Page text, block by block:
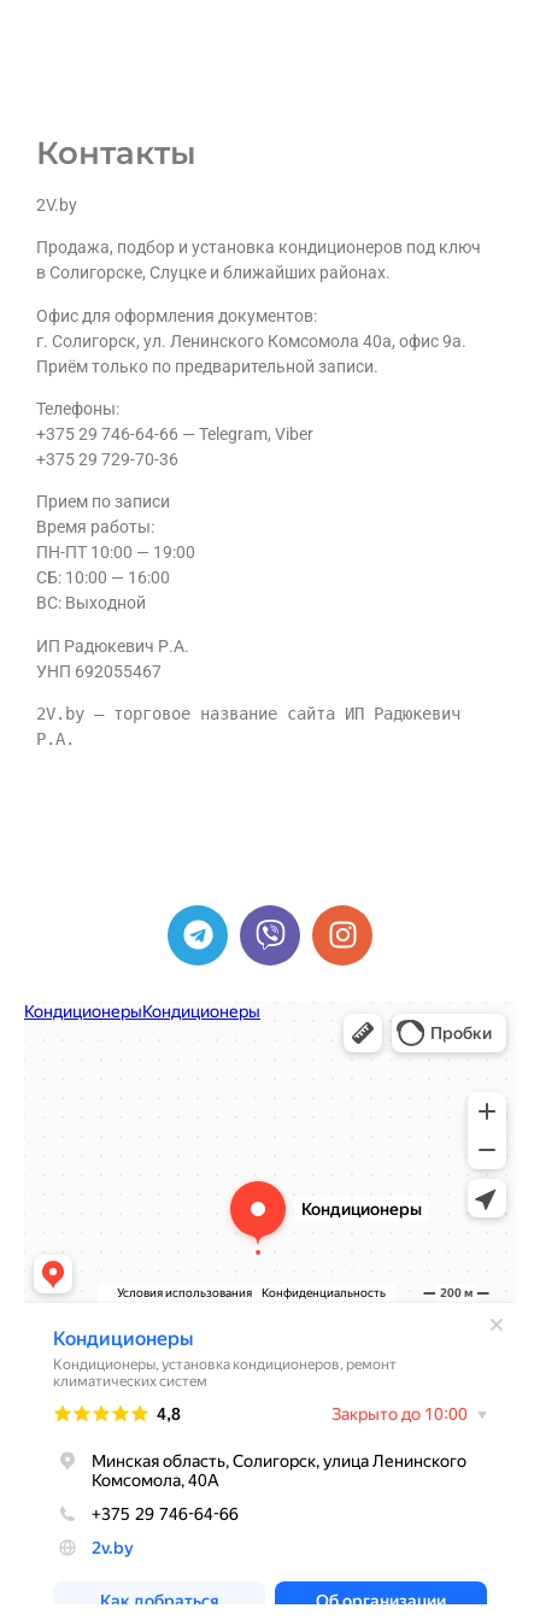
Контакты
2V.by
Продажа, подбор и установка кондиционеров под ключ
в Солигорске, Слуцке и ближайших районах.
Офис для оформления документов:
г. Солигорск, ул. Ленинского Комсомола 40а, офис 9а.
Приём только по предварительной записи.
Телефоны:
+375 29 746-64-66 — Telegram, Viber
+375 29 729-70-36
Прием по записи
Время работы:
ПН-ПТ 10:00 — 19:00
CБ: 10:00 — 16:00
ВС: Выходной
ИП Радюкевич Р.А.
УНП 692055467
2V.by — торговое название сайта ИП Радюкевич
Р.А.